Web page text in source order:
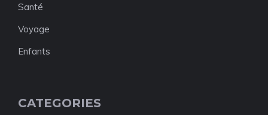
Santé
Voyage
Enfants
CATEGORIES